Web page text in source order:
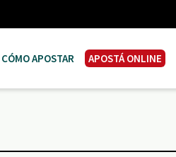
CÓMO APOSTAR APOSTÁ ONLINE